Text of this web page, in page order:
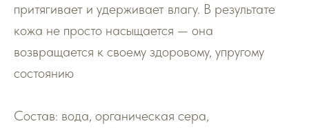
притягивает и удерживает влагу. В результате
кожа не просто насыщается — она
возвращается к своему здоровому, упругому
состоянию
Состав: вода, органическая сера,